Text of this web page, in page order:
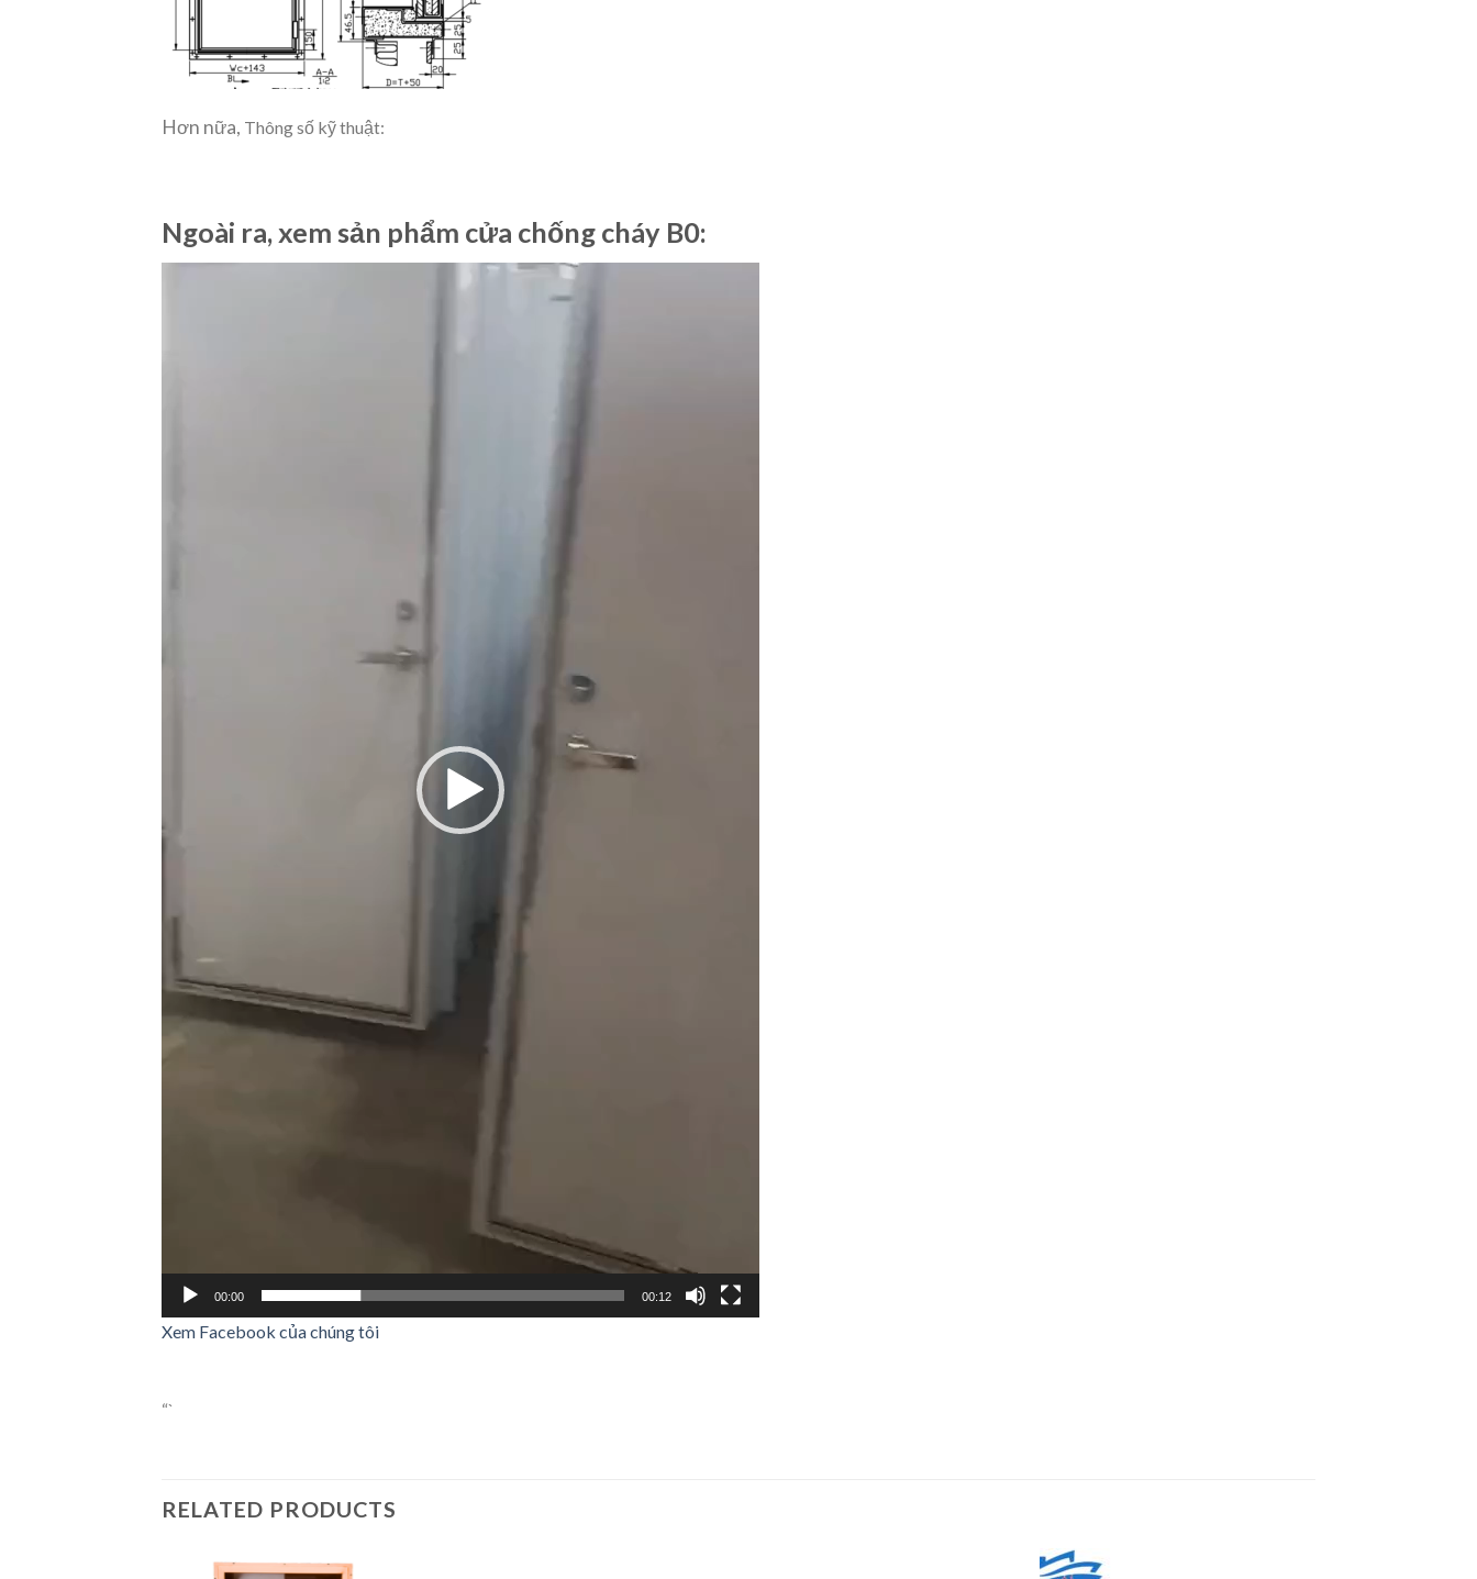
Hơn nữa, Thông số kỹ thuật:
Ngoài ra, xem sản phẩm cửa chống cháy B0:
00:00 00:12
Xem Facebook của chúng tôi
“`
RELATED PRODUCTS